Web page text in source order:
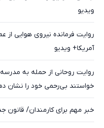
ویدیو
روایت فرمانده نیروی هوایی از
آمریکا+ ویدیو
روایت روحانی از حمله به
خواستند بی‌رحمی خود را نشان
خبر مهم برای کارمندان/ قانون